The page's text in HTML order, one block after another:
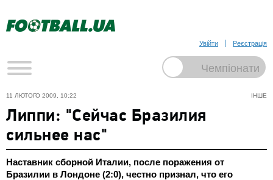
Увійти Реєстрація
ІНШЕ
11 ЛЮТОГО 2009, 10:22
Липпи: "Сейчас Бразилия
сильнее нас"
Наставник сборной Италии, после поражения от
Бразилии в Лондоне (2:0), честно признал, что его